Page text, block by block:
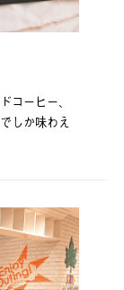
コーヒー、
しか味わえ